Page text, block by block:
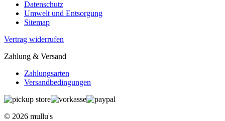
Datenschutz
Umwelt und Entsorgung
Sitemap
Vertrag widerrufen
Zahlung & Versand
Zahlungsarten
Versandbedingungen
© 2026 mullu's